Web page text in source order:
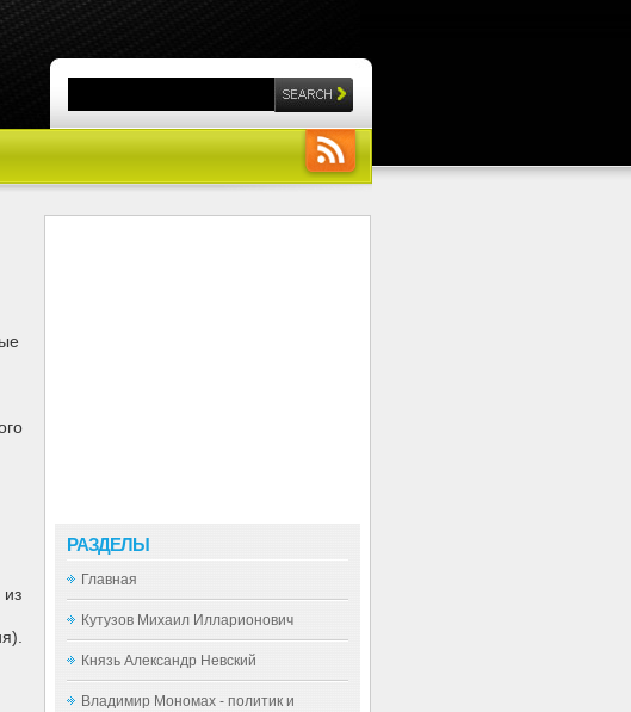
из
РАЗДЕЛЫ
Главная
Кутузов Михаил Илларионович
Князь Александр Невский
Владимир Мономах - политик и